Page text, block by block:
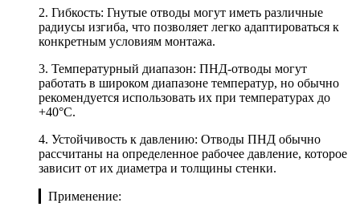
2. Гибкость: Гнутые отводы могут иметь различные
радиусы изгиба, что позволяет легко адаптироваться к
конкретным условиям монтажа.
3. Температурный диапазон: ПНД-отводы могут
работать в широком диапазоне температур, но обычно
рекомендуется использовать их при температурах до
+40°C.
4. Устойчивость к давлению: Отводы ПНД обычно
рассчитаны на определенное рабочее давление, которое
зависит от их диаметра и толщины стенки.
▎Применение: